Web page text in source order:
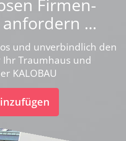
Firmen-
...
und unverbindlich den
Traumhaus und
KALOBAU